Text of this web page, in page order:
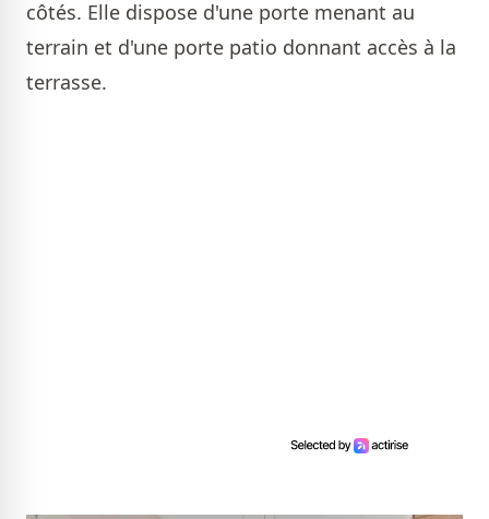
côtés. Elle dispose d'une porte menant au
terrain et d'une porte patio donnant accès à la
terrasse.